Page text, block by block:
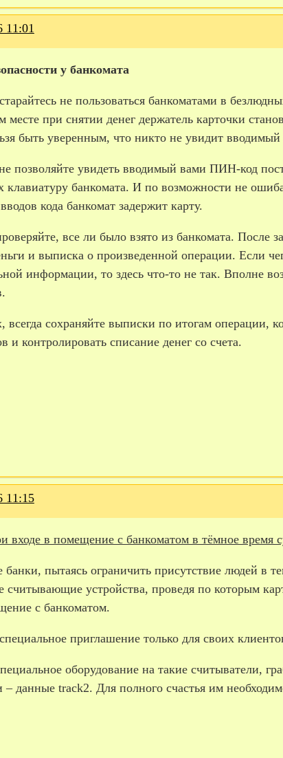
11:01
у банкомата
не пользоваться банкоматами в
при снятии денег держатель карточки
быть уверенным, что никто не увидит
позволяйте увидеть вводимый вами ПИН-­код
клавиатуру банкомата. И по возможности не
кода банкомат задержит карту.
все ли было взято из банкомата. После
и выписка о произведенной операции. Если
информации, то здесь что-­то не так. Вполне
всегда сохраняйте выписки по итогам операции,
и контролировать списание денег со счета.
11:15
входе в помещение с банкоматом в тёмное время
пытаясь ограничить присутствие людей в
считывающие устройства, проведя по которым
с банкоматом.
приглашение только для своих
оборудование на такие считыватели,
данные track2. Для полного счастья им